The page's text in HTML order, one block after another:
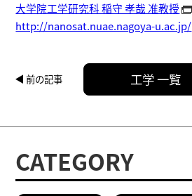
大学院工学研究科 稲守 孝哉 准教授
http://nanosat.nuae.nagoya-u.ac.jp/
前の記事 工学 一覧
CATEGORY